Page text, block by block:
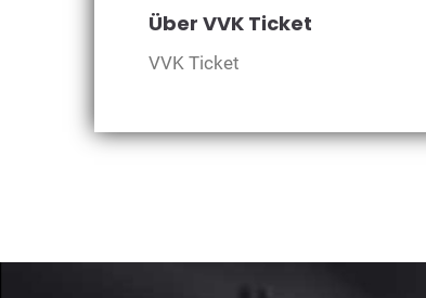
Über VVK Ticket
VVK Ticket